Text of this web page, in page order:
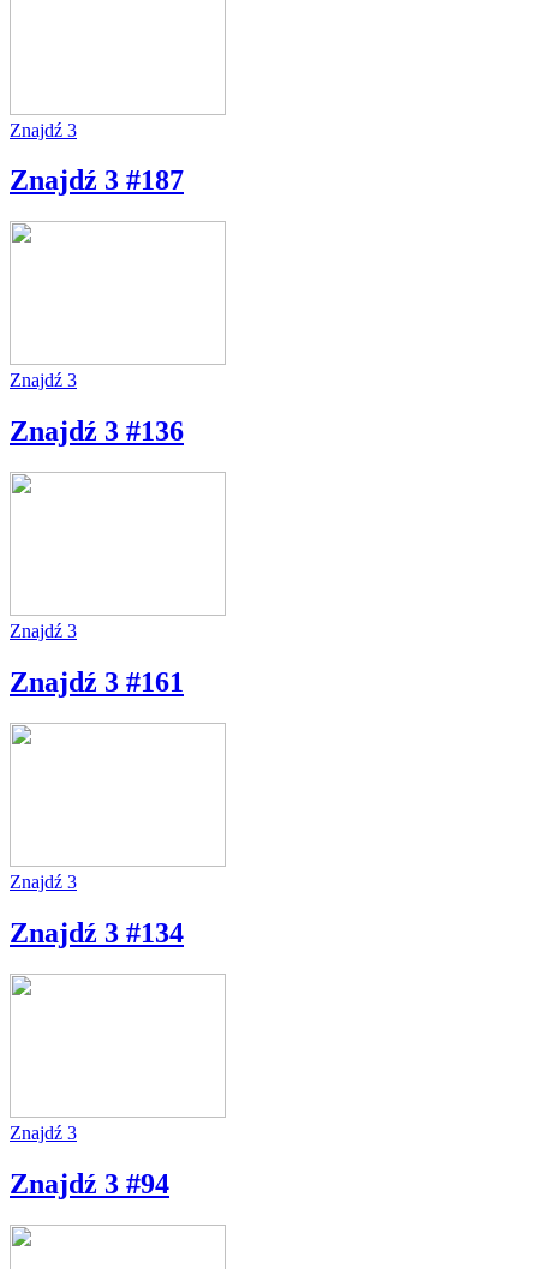
Znajdź 3
Znajdź 3 #187
Znajdź 3
Znajdź 3 #136
Znajdź 3
Znajdź 3 #161
Znajdź 3
Znajdź 3 #134
Znajdź 3
Znajdź 3 #94